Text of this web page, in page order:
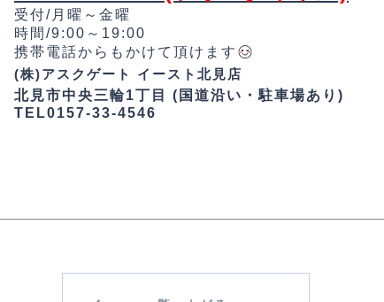
受付/月曜～金曜
時間/9:00～19:00
携帯電話からもかけて頂けます
(株)アスクゲート イースト北見店
北見市中央三輪1丁目 (国道沿い・駐車場あり)
TEL0157-33-4546